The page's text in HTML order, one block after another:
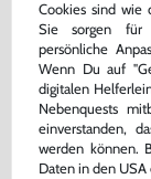
Cookies sind wie
Sie sorgen für
persönliche
Wenn Du auf
digitalen
Nebenquests
einverstanden,
werden können.
Daten in den